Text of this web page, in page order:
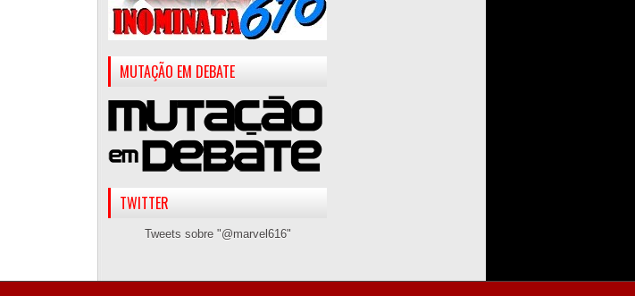
MUTAÇÃO EM DEBATE
TWITTER
Tweets sobre "@marvel616"